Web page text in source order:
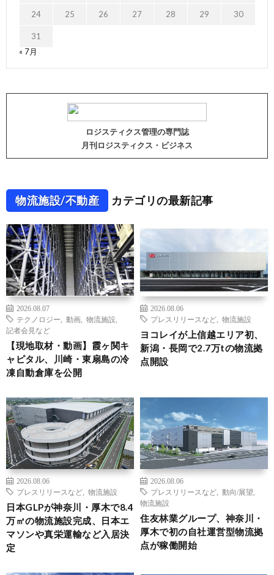
24 25 26 27 28 29 30
31
« 7月
ロジスティクス管理の専門誌
月刊ロジスティクス・ビジネス
物流施設/不動産 カテゴリの最新記事
2026.08.07
テクノロジー
動画 物流施設
記者会見など
【現地取材・動画】霞ヶ関キ
ャピタル、川崎・東扇島の冷
凍自動倉庫を公開
2026.08.06
プレスリリースなど
物流施設
ヨコレイが上信越エリア初、
新潟・長岡で2.7万tの物流拠
点開設
2026.08.06
プレスリリースなど
物流施設
日本GLPが神奈川・厚木で8.4
万㎡の物流施設完成、日本エ
マソンや真栄運輸など入居決
定
2026.08.06
プレスリリースなど
動向/展望
物流施設
住友林業グループ、神奈川・
厚木で初の自社運営型物流拠
点が稼働開始